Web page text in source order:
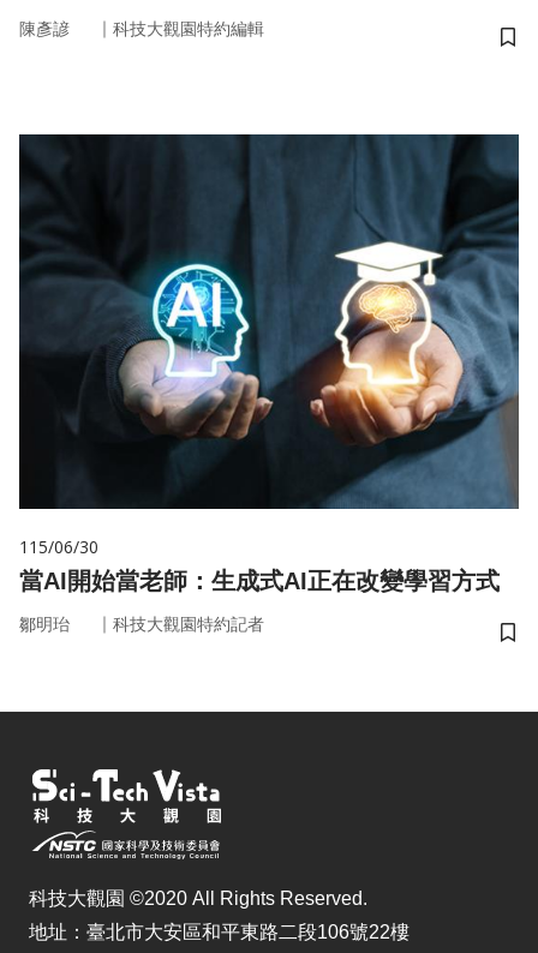
陳彥諺 ｜ 科技大觀園特約編輯
儲
115/06/30
當AI開始當老師：生成式AI正在改變學習方式
鄒明珆 ｜ 科技大觀園特約記者
儲
科技大觀園 ©2020 All Rights Reserved.
地址：臺北市大安區和平東路二段106號22樓